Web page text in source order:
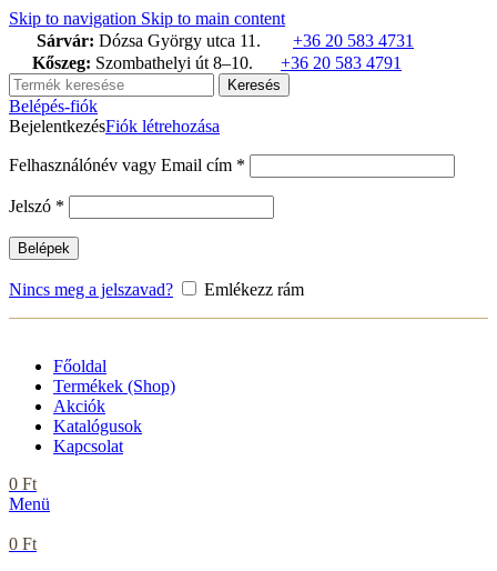
Skip to navigation Skip to main content
Sárvár: Dózsa György utca 11.
+36 20 583 4731
Kőszeg: Szombathelyi út 8–10. +36 20 583 4791
Keresés
Belépés-fiók
BejelentkezésFiók létrehozása
Felhasználónév vagy Email cím *
Jelszó *
Belépek
Nincs meg a jelszavad? Emlékezz rám
Főoldal
Termékek (Shop)
Akciók
Katalógusok
Kapcsolat
0 Ft
Menü
0 Ft